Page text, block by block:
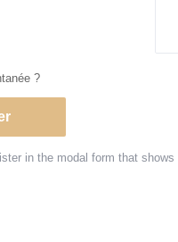
?
in the modal form that